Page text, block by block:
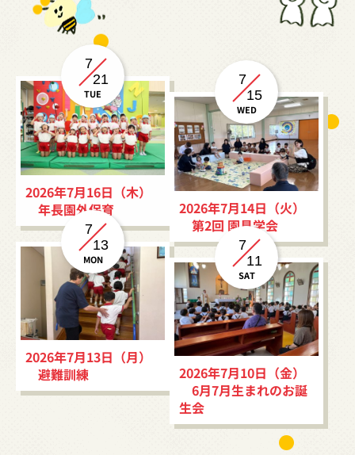
7
21
TUE
2026年7月16日（木）
年長園外保育
7
15
WED
2026年7月14日（火）
第2回 園見学会
7
13
MON
2026年7月13日（月）
避難訓練
7
11
SAT
2026年7月10日（金）
6月7月生まれのお誕
生会